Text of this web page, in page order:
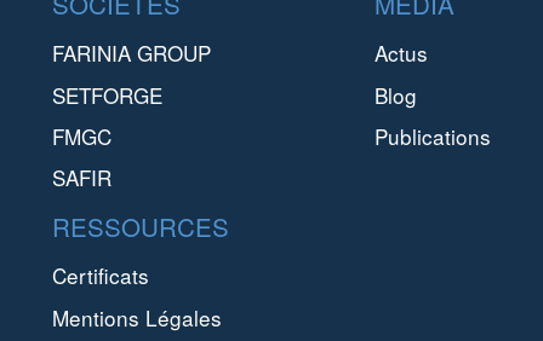
FARINIA GROUP
SETFORGE
FMGC
SAFIR
Actus
Blog
Publications
RESSOURCES
Certificats
Mentions Légales